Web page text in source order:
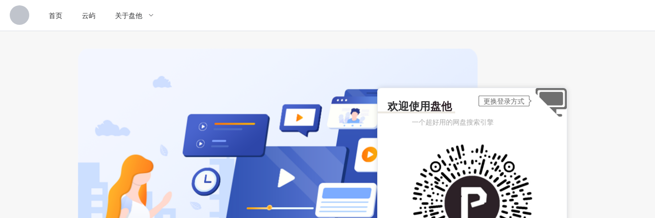
首页 云屿 关于盘他
欢迎使用盘他
一个超好用的网盘搜索引擎